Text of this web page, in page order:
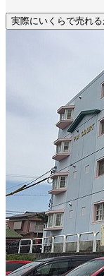
実際にいくらで売れ